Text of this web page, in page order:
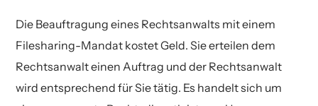
Die Beauftragung eines Rechtsanwalts mit einem
Filesharing-Mandat kostet Geld. Sie erteilen dem
Rechtsanwalt einen Auftrag und der Rechtsanwalt
wird entsprechend für Sie tätig. Es handelt sich um